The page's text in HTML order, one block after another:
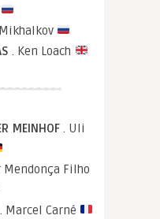
. Ken Loach
MEINHOF . Uli
Mendonça Filho
. Marcel Carné